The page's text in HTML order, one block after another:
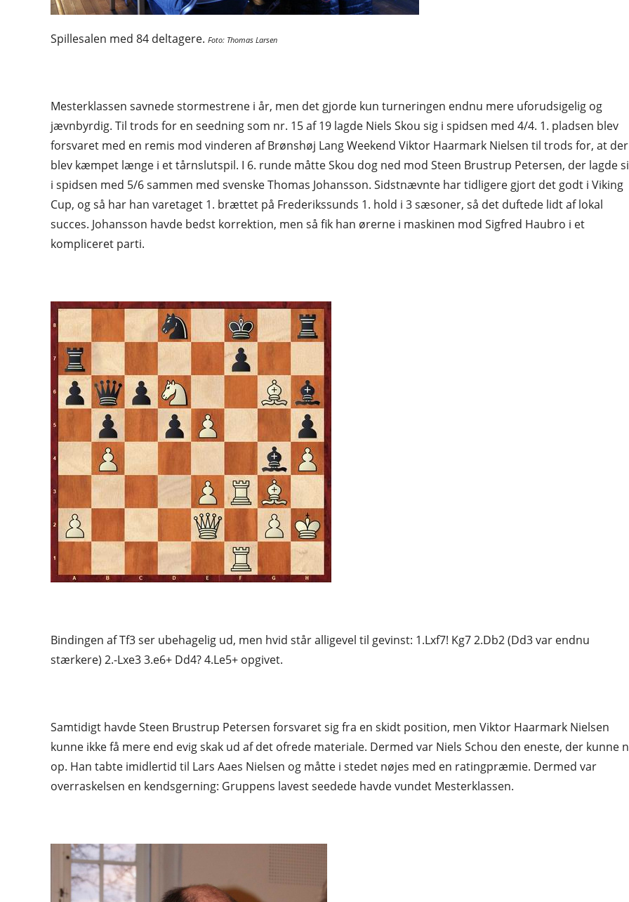
Spillesalen med 84 deltagere. Foto: Thomas Larsen
Mesterklassen savnede stormestrene i år, men det gjorde kun turneringen endnu mere uforudsigelig og
jævnbyrdig. Til trods for en seedning som nr. 15 af 19 lagde Niels Skou sig i spidsen med 4/4. 1. pladsen blev
forsvaret med en remis mod vinderen af Brønshøj Lang Weekend Viktor Haarmark Nielsen til trods for, at der
blev kæmpet længe i et tårnslutspil. I 6. runde måtte Skou dog ned mod Steen Brustrup Petersen, der lagde
i spidsen med 5/6 sammen med svenske Thomas Johansson. Sidstnævnte har tidligere gjort det godt i Viking
Cup, og så har han varetaget 1. brættet på Frederikssunds 1. hold i 3 sæsoner, så det duftede lidt af lokal
succes. Johansson havde bedst korrektion, men så fik han ørerne i maskinen mod Sigfred Haubro i et
kompliceret parti.
Bindingen af Tf3 ser ubehagelig ud, men hvid står alligevel til gevinst: 1.Lxf7! Kg7 2.Db2 (Dd3 var endnu
stærkere) 2.-Lxe3 3.e6+ Dd4? 4.Le5+ opgivet.
Samtidigt havde Steen Brustrup Petersen forsvaret sig fra en skidt position, men Viktor Haarmark Nielsen
kunne ikke få mere end evig skak ud af det ofrede materiale. Dermed var Niels Schou den eneste, der kunne
op. Han tabte imidlertid til Lars Aaes Nielsen og måtte i stedet nøjes med en ratingpræmie. Dermed var
overraskelsen en kendsgerning: Gruppens lavest seedede havde vundet Mesterklassen.